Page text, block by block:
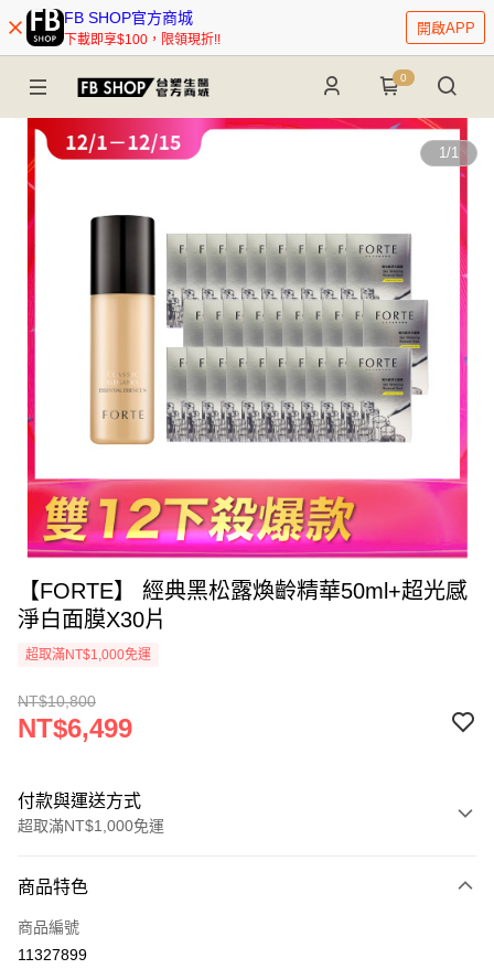
FB SHOP官方商城
下載即享$100，限領現折!!
開啟APP
0
1/1
【FORTE】 經典黑松露煥齡精華50ml+超光感
淨白面膜X30片
超取滿NT$1,000免運
NT$10,800
NT$6,499
付款與運送方式
超取滿NT$1,000免運
信用卡一次付款
信用卡分期付款
商品特色
商品編號
11327899